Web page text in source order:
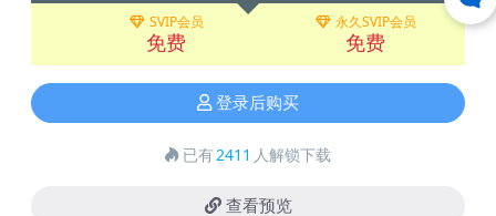
SVIP会员
免费
永久SVIP会员
免费
登录后购买
已有2411 人解锁下载
查看预览